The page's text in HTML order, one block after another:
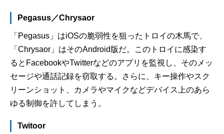
Pegasus／Chrysaor
「Pegasus」はiOSの脆弱性を狙ったトロイの木馬で、
「Chrysaor」はそのAndroid版だ。このトロイに感染す
るとFacebookやTwitterなどのアプリを監視し、そのメッ
セージや通話記録を窃取する。さらに、キー操作やスク
リーンショット、カメラやマイクなどデバイス上のあら
ゆる制御を許してしまう。
Twitoor